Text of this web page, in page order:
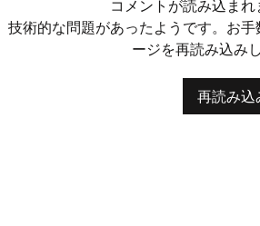
コメントが読み込まれ
技術的な問題があったようです。お
ージを再読み込み
再読み込